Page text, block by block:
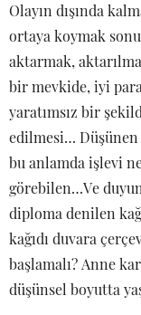
Olayın dışında
ortaya koymak
aktarmak,
bir mevkide, iyi
yaratımsız bir
edilmesi…
bu anlamda işlevi
görebilen…Ve
diploma denilen
kağıdı duvara
başlamalı? Anne
düşünsel boyutta